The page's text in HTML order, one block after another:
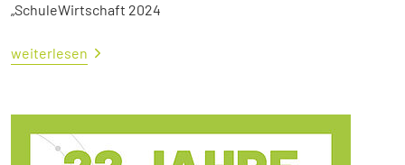
„SchuleWirtschaft 2024
weiterlesen